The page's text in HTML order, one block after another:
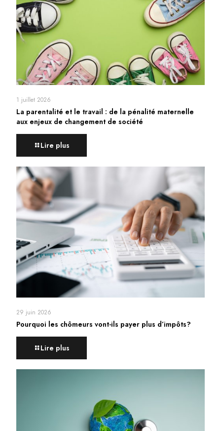
1 juillet 2026
La parentalité et le travail : de la pénalité maternelle
aux enjeux de changement de société
Lire plus
29 juin 2026
Pourquoi les chômeurs vont-ils payer plus d’impôts?
Lire plus